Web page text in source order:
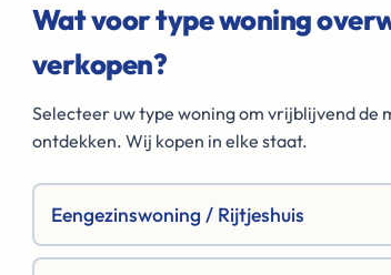
Wat voor type woning
verkopen?
Selecteer uw type woning om vrijblijvend de
ontdekken. Wij kopen in elke staat.
Eengezinswoning / Rijtjeshuis